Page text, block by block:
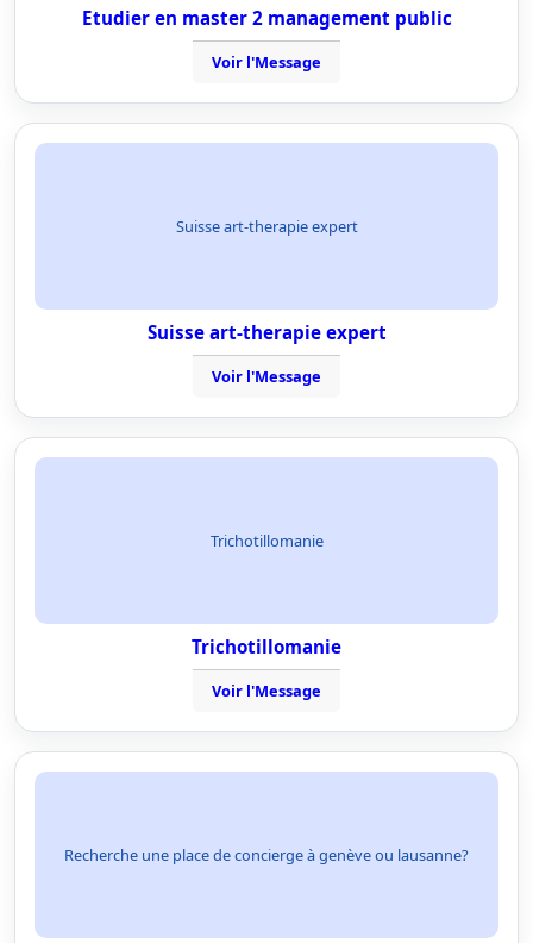
Etudier en master 2 management public
Voir l'Message
Suisse art-therapie expert
Suisse art-therapie expert
Voir l'Message
Trichotillomanie
Trichotillomanie
Voir l'Message
Recherche une place de concierge à genève ou lausanne?